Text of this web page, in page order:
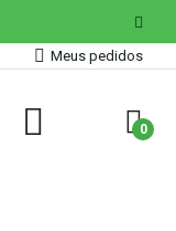
Meus pedidos
0